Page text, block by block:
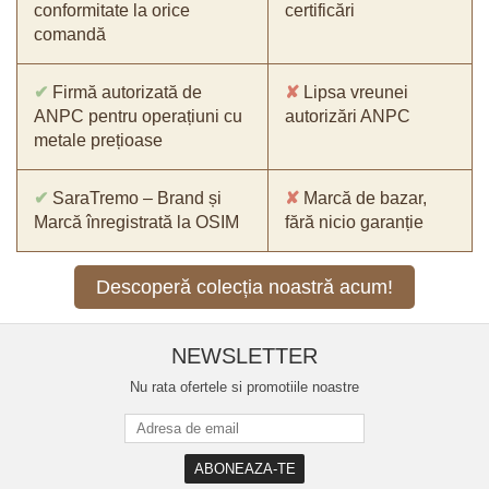
conformitate la orice
comandă
certificări
✔ Firmă autorizată de
ANPC pentru operațiuni cu
metale prețioase
✘ Lipsa vreunei
autorizări ANPC
✔ SaraTremo – Brand și
Marcă înregistrată la OSIM
✘ Marcă de bazar,
fără nicio garanție
Descoperă colecția noastră acum!
NEWSLETTER
Nu rata ofertele si promotiile noastre